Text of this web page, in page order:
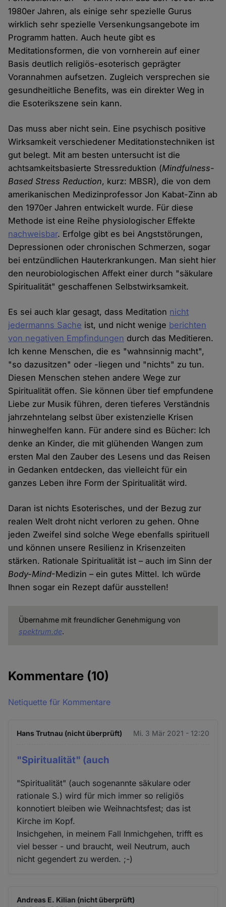
1980er Jahren, als einige sehr spezielle Gurus
wirklich sehr spezielle Versenkungsangebote im
Programm hatten. Auch heute gibt es
Meditationsformen, die von vornherein auf einer
Basis deutlich religiös-esoterisch geprägter
Vorannahmen aufsetzen. Zugleich versprechen sie
gesundheitliche Benefits, was ein direkter Weg in
die Esoterikszene sein kann.
Das muss aber nicht sein. Eine psychisch positive
Wirksamkeit verschiedener Meditationstechniken ist
gut belegt. Mit am besten untersucht ist die
achtsamkeitsbasierte Stressreduktion (Mindfulness-
Based Stress Reduction, kurz: MBSR), die von dem
amerikanischen Medizinprofessor Jon Kabat-Zinn ab
den 1970er Jahren entwickelt wurde. Für diese
Methode ist eine Reihe physiologischer Effekte
nachweisbar. Erfolge gibt es bei Angststörungen,
Depressionen oder chronischen Schmerzen, sogar
bei entzündlichen Hauterkrankungen. Man sieht hier
den neurobiologischen Affekt einer durch "säkulare
Spiritualität" geschaffenen Selbstwirksamkeit.
Es sei auch klar gesagt, dass Meditation nicht
jedermanns Sache ist, und nicht wenige berichten
von negativen Empfindungen durch das Meditieren.
Ich kenne Menschen, die es "wahnsinnig macht",
"so dazusitzen" oder -liegen und "nichts" zu tun.
Diesen Menschen stehen andere Wege zur
Spiritualität offen. Sie können über tief empfundene
Liebe zur Musik führen, deren tieferes Verständnis
jahrzehntelang selbst über existenzielle Krisen
hinweghelfen kann. Für andere sind es Bücher: Ich
denke an Kinder, die mit glühenden Wangen zum
ersten Mal den Zauber des Lesens und das Reisen
in Gedanken entdecken, das vielleicht für ein
ganzes Leben ihre Form der Spiritualität wird.
Daran ist nichts Esoterisches, und der Bezug zur
realen Welt droht nicht verloren zu gehen. Ohne
jeden Zweifel sind solche Wege ebenfalls spirituell
und können unsere Resilienz in Krisenzeiten
stärken. Rationale Spiritualität ist – auch im Sinn der
Body-Mind-Medizin – ein gutes Mittel. Ich würde
Ihnen sogar ein Rezept dafür ausstellen!
Übernahme mit freundlicher Genehmigung von
spektrum.de.
Kommentare (10)
Netiquette für Kommentare
Hans Trutnau (nicht überprüft) Mi. 3 Mär 2021 - 12:20
"Spiritualität" (auch
"Spiritualität" (auch sogenannte säkulare oder
rationale S.) wird für mich immer so religiös
konnotiert bleiben wie Weihnachtsfest; das ist
Kirche im Kopf.
Insichgehen, in meinem Fall Inmichgehen, trifft es
viel besser - und braucht, weil Neutrum, auch
nicht gegendert zu werden. ;-)
Andreas E. Kilian (nicht überprüft)